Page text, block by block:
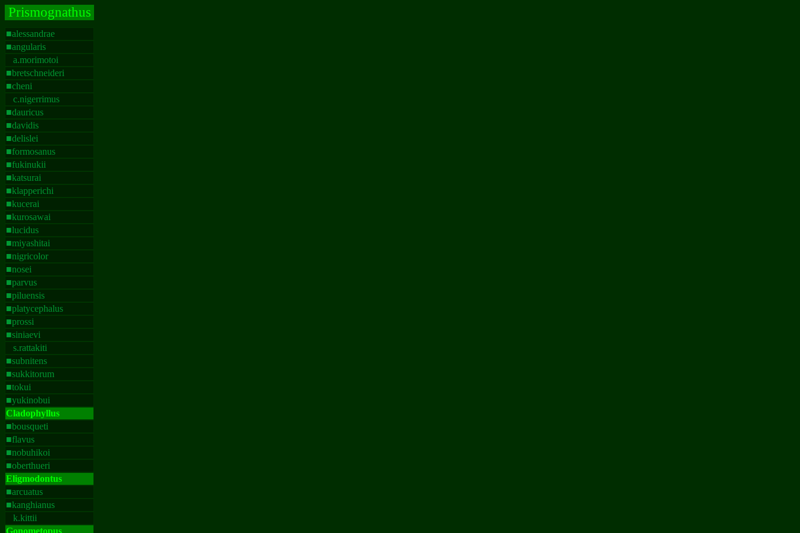
Prismognathus
■alessandrae
■angularis
a.morimotoi
■bretschneideri
■cheni
c.nigerrimus
■dauricus
■davidis
■delislei
■formosanus
■fukinukii
■katsurai
■klapperichi
■kucerai
■kurosawai
■lucidus
■miyashitai
■nigricolor
■nosei
■parvus
■piluensis
■platycephalus
■prossi
■siniaevi
s.rattakiti
■subnitens
■sukkitorum
■tokui
■yukinobui
Cladophyllus
■bousqueti
■flavus
■nobuhikoi
■oberthueri
Eligmodontus
■arcuatus
■kanghianus
k.kittii
Gonometopus